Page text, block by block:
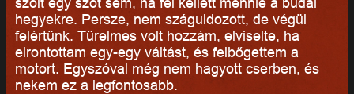
hegyekre. Persze, nem száguldozott, de végül
felértünk. Türelmes volt hozzám, elviselte, ha
elrontottam egy-egy váltást, és felbőgettem a
motort. Egyszóval még nem hagyott cserben, és
nekem ez a legfontosabb.